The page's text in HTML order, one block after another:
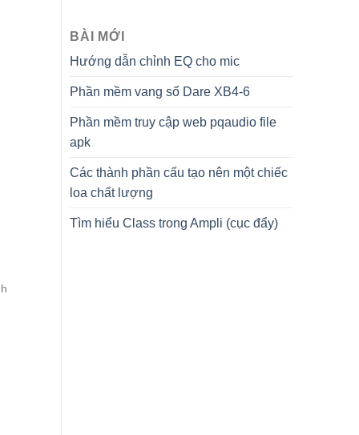
BÀI MỚI
Hướng dẫn chỉnh EQ cho mic
Phần mềm vang số Dare XB4-6
Phần mềm truy cập web pqaudio file
apk
Các thành phần cấu tạo nên một chiếc
loa chất lượng
Tìm hiểu Class trong Ampli (cục đẩy)